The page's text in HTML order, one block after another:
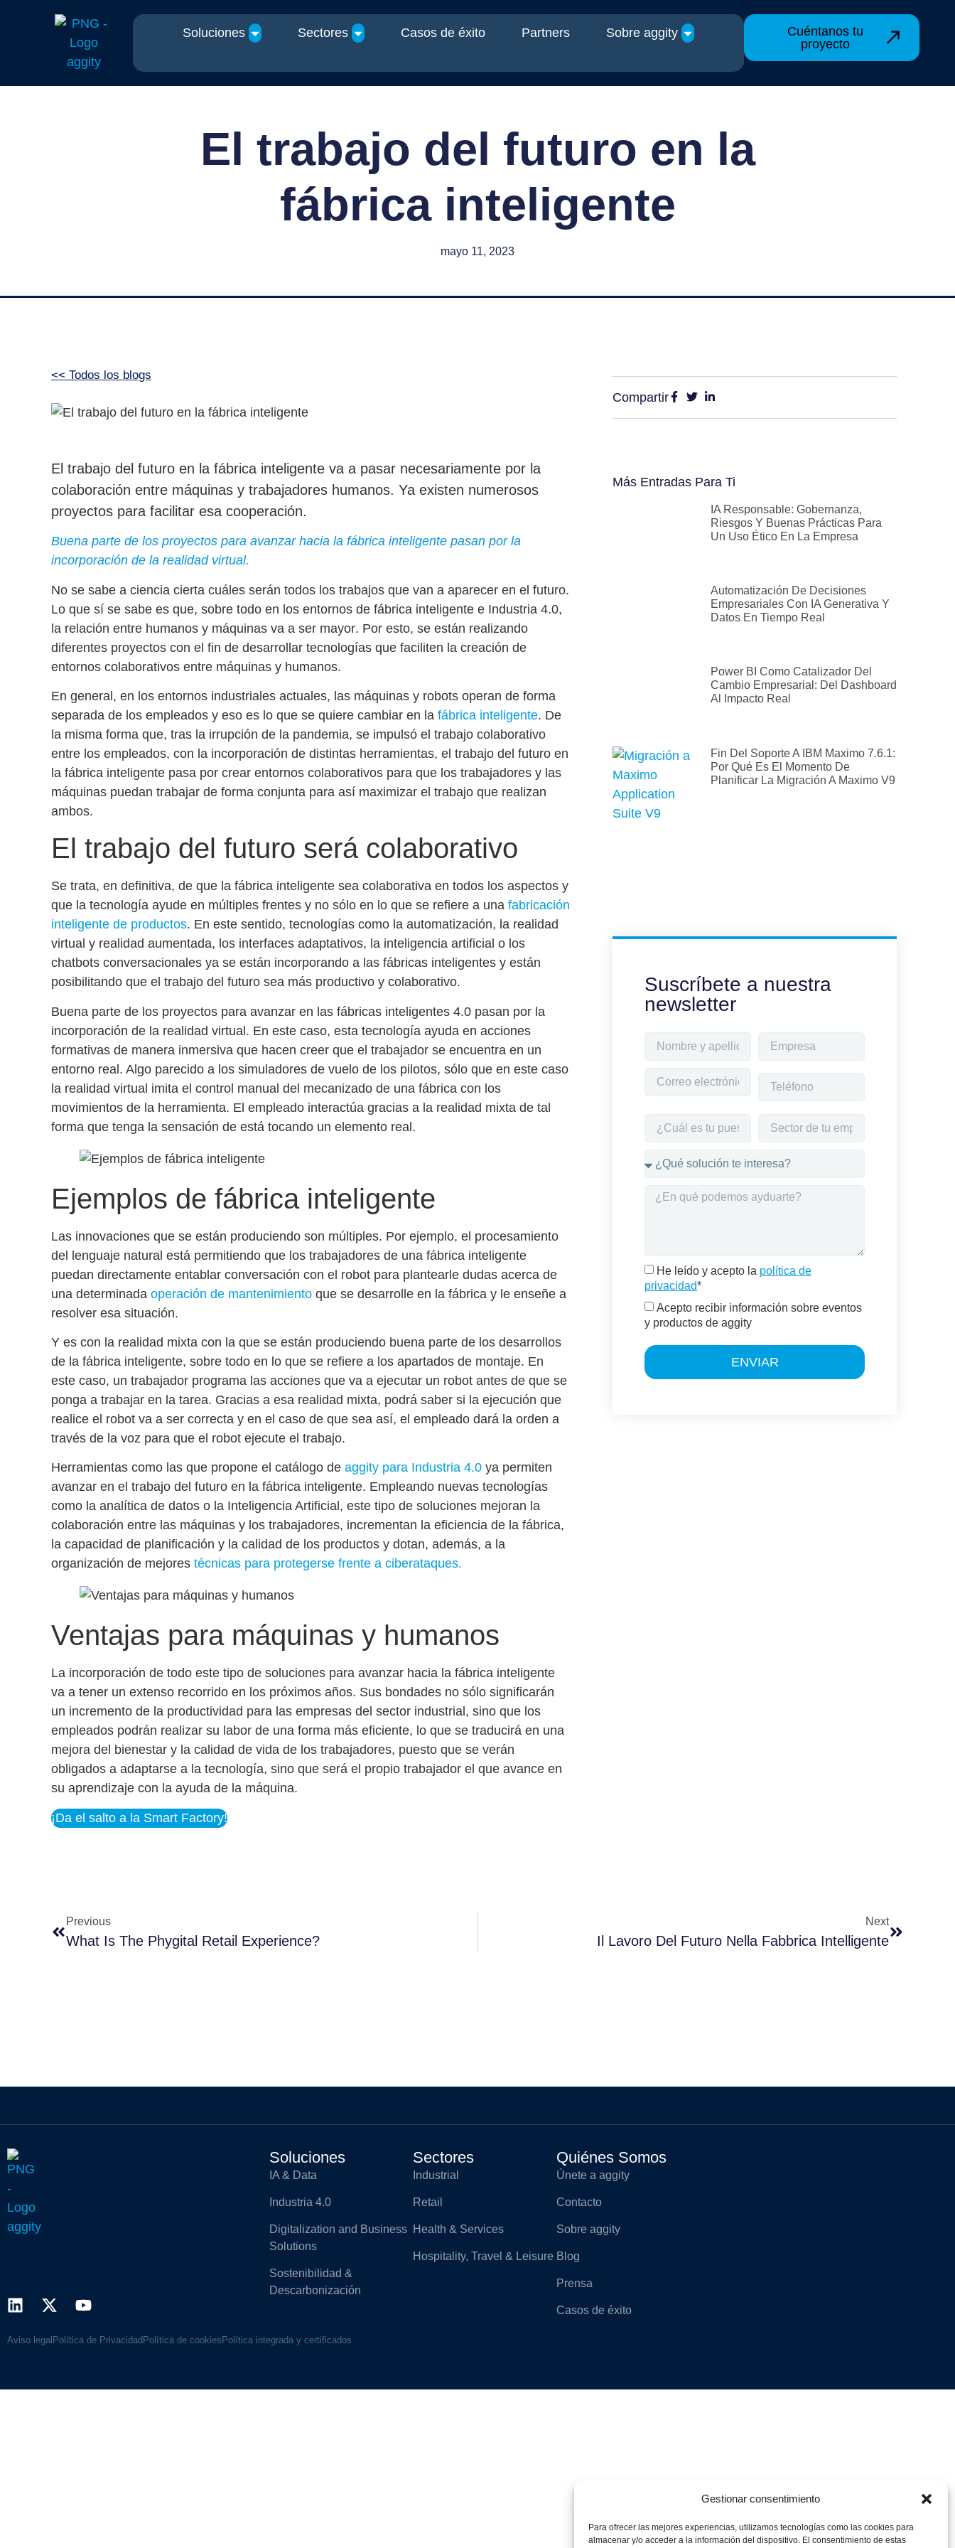
Gestionar consentimiento
Para ofrecer las mejores experiencias, utilizamos tecnologías como las cookies para
almacenar y/o acceder a la información del dispositivo. El consentimiento de estas
Soluciones Sectores Casos de éxito Partners Sobre aggity
Cuéntanos tu
proyecto
El trabajo del futuro en la
fábrica inteligente
mayo 11, 2023
<< Todos los blogs
El trabajo del futuro en la fábrica inteligente va a pasar necesariamente por la
colaboración entre máquinas y trabajadores humanos. Ya existen numerosos
proyectos para facilitar esa cooperación.
Buena parte de los proyectos para avanzar hacia la fábrica inteligente pasan por la
incorporación de la realidad virtual.
No se sabe a ciencia cierta cuáles serán todos los trabajos que van a aparecer en el futuro.
Lo que sí se sabe es que, sobre todo en los entornos de fábrica inteligente e Industria 4.0,
la relación entre humanos y máquinas va a ser mayor. Por esto, se están realizando
diferentes proyectos con el fin de desarrollar tecnologías que faciliten la creación de
entornos colaborativos entre máquinas y humanos.
En general, en los entornos industriales actuales, las máquinas y robots operan de forma
separada de los empleados y eso es lo que se quiere cambiar en la fábrica inteligente. De
la misma forma que, tras la irrupción de la pandemia, se impulsó el trabajo colaborativo
entre los empleados, con la incorporación de distintas herramientas, el trabajo del futuro en
la fábrica inteligente pasa por crear entornos colaborativos para que los trabajadores y las
máquinas puedan trabajar de forma conjunta para así maximizar el trabajo que realizan
ambos.
El trabajo del futuro será colaborativo
Se trata, en definitiva, de que la fábrica inteligente sea colaborativa en todos los aspectos y
que la tecnología ayude en múltiples frentes y no sólo en lo que se refiere a una fabricación
inteligente de productos. En este sentido, tecnologías como la automatización, la realidad
virtual y realidad aumentada, los interfaces adaptativos, la inteligencia artificial o los
chatbots conversacionales ya se están incorporando a las fábricas inteligentes y están
posibilitando que el trabajo del futuro sea más productivo y colaborativo.
Buena parte de los proyectos para avanzar en las fábricas inteligentes 4.0 pasan por la
incorporación de la realidad virtual. En este caso, esta tecnología ayuda en acciones
formativas de manera inmersiva que hacen creer que el trabajador se encuentra en un
entorno real. Algo parecido a los simuladores de vuelo de los pilotos, sólo que en este caso
la realidad virtual imita el control manual del mecanizado de una fábrica con los
movimientos de la herramienta. El empleado interactúa gracias a la realidad mixta de tal
forma que tenga la sensación de está tocando un elemento real.
Ejemplos de fábrica inteligente
Las innovaciones que se están produciendo son múltiples. Por ejemplo, el procesamiento
del lenguaje natural está permitiendo que los trabajadores de una fábrica inteligente
puedan directamente entablar conversación con el robot para plantearle dudas acerca de
una determinada operación de mantenimiento que se desarrolle en la fábrica y le enseñe a
resolver esa situación.
Y es con la realidad mixta con la que se están produciendo buena parte de los desarrollos
de la fábrica inteligente, sobre todo en lo que se refiere a los apartados de montaje. En
este caso, un trabajador programa las acciones que va a ejecutar un robot antes de que se
ponga a trabajar en la tarea. Gracias a esa realidad mixta, podrá saber si la ejecución que
realice el robot va a ser correcta y en el caso de que sea así, el empleado dará la orden a
través de la voz para que el robot ejecute el trabajo.
Herramientas como las que propone el catálogo de aggity para Industria 4.0 ya permiten
avanzar en el trabajo del futuro en la fábrica inteligente. Empleando nuevas tecnologías
como la analítica de datos o la Inteligencia Artificial, este tipo de soluciones mejoran la
colaboración entre las máquinas y los trabajadores, incrementan la eficiencia de la fábrica,
la capacidad de planificación y la calidad de los productos y dotan, además, a la
organización de mejores técnicas para protegerse frente a ciberataques.
Ventajas para máquinas y humanos
La incorporación de todo este tipo de soluciones para avanzar hacia la fábrica inteligente
va a tener un extenso recorrido en los próximos años. Sus bondades no sólo significarán
un incremento de la productividad para las empresas del sector industrial , sino que los
empleados podrán realizar su labor de una forma más eficiente, lo que se traducirá en una
mejora del bienestar y la calidad de vida de los trabajadores, puesto que se verán
obligados a adaptarse a la tecnología, sino que será el propio trabajador el que avance en
su aprendizaje con la ayuda de la máquina.
¡Da el salto a la Smart Factory!
Compartir
Más Entradas Para Ti
IA Responsable: Gobernanza,
Riesgos Y Buenas Prácticas Para
Un Uso Ético En La Empresa
Automatización De Decisiones
Empresariales Con IA Generativa Y
Datos En Tiempo Real
Power BI Como Catalizador Del
Cambio Empresarial: Del Dashboard
Al Impacto Real
Fin Del Soporte A IBM Maximo 7.6.1:
Por Qué Es El Momento De
Planificar La Migración A Maximo V9
Suscríbete a nuestra
newsletter
He leído y acepto la política de
privacidad*
Acepto recibir información sobre eventos
y productos de aggity
ENVIAR
Previous
What Is The Phygital Retail Experience?
Next
Il Lavoro Del Futuro Nella Fabbrica Intelligente
Soluciones
IA & Data
Industria 4.0
Digitalization and Business
Solutions
Sostenibilidad &
Descarbonización
Sectores
Industrial
Retail
Health & Services
Hospitality, Travel & Leisure
Quiénes Somos
Únete a aggity
Contacto
Sobre aggity
Blog
Prensa
Casos de éxito
Aviso legal Política de Privacidad Política de cookies Política integrada y certificados